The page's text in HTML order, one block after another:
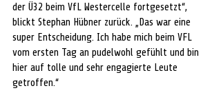
der Ü32 beim VfL Westercelle fortgesetzt“,
blickt Stephan Hübner zurück. „Das war eine
super Entscheidung. Ich habe mich beim VFL
vom ersten Tag an pudelwohl gefühlt und bin
hier auf tolle und sehr engagierte Leute
getroffen.“